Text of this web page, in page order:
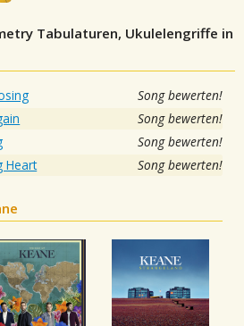
Tabulaturen, Ukulelengriffe in
Song bewerten!
Song bewerten!
Song bewerten!
Heart Song bewerten!